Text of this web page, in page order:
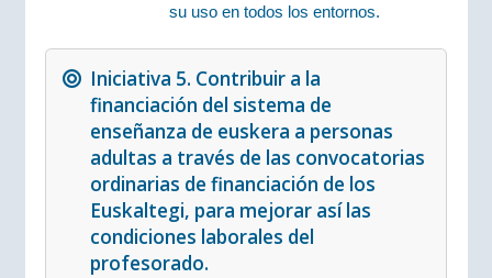
su uso en todos los entornos.
Iniciativa 5. Contribuir a la
financiación del sistema de
enseñanza de euskera a personas
adultas a través de las convocatorias
ordinarias de financiación de los
Euskaltegi, para mejorar así las
condiciones laborales del
profesorado.